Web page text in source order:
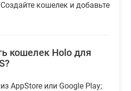
кошелек и добавьте
кошелек Holo для
AppStore или Google Play;